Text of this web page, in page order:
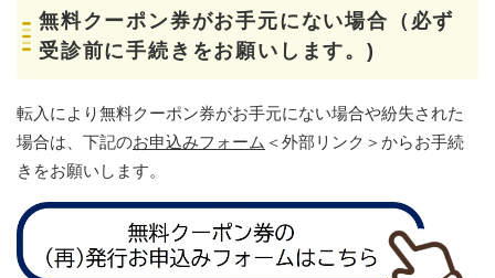
無料クーポン券がお手元にない場合 （ 必ず
受診前に手続きをお願いします。)
転入により無料クーポン券がお手元にない場合や紛失された
場合は、​下記のお申込みフォーム ＜外部リンク＞ からお手続
きをお願いします。